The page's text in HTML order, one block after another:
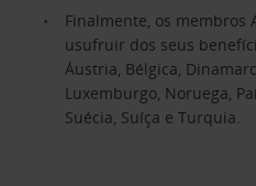
Finalmente, os membros
usufruir dos seus
Áustria, Bélgica,
Luxemburgo, Noruega,
Suécia, Suíça e Turquia.